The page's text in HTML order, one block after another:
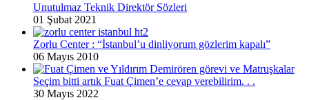
Unutulmaz Teknik Direktör Sözleri
01 Şubat 2021
Zorlu Center : “İstanbul’u dinliyorum gözlerim kapalı”
06 Mayıs 2010
Seçim bitti artık Fuat Çimen’e cevap verebilirim. . .
30 Mayıs 2022